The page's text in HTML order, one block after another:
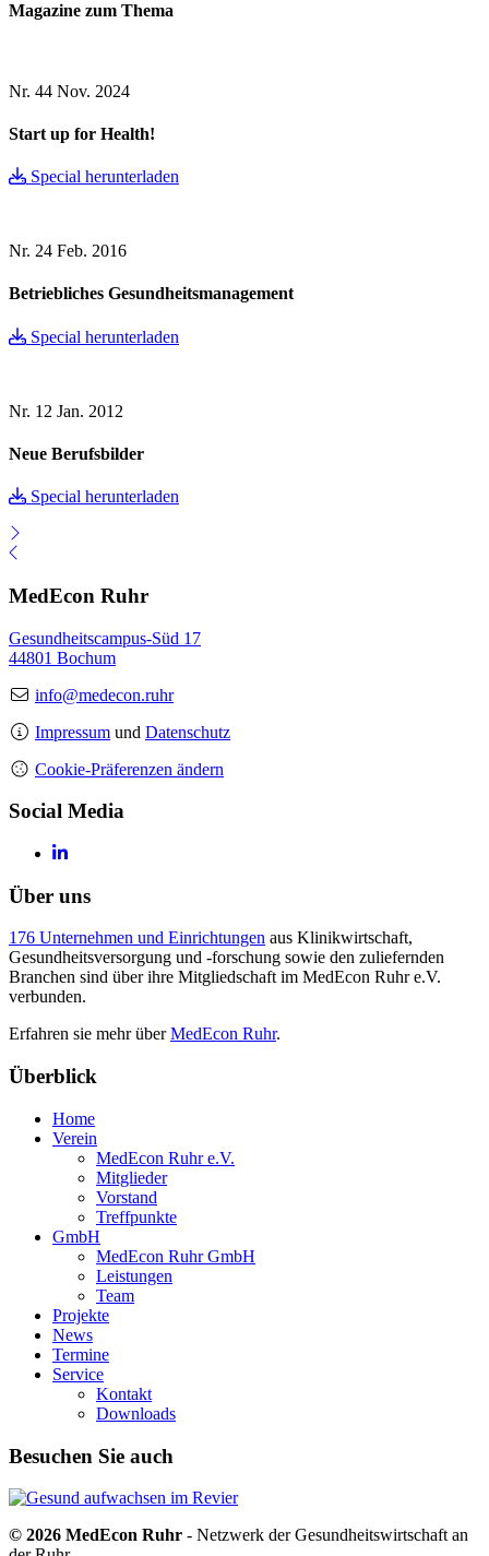
Magazine zum Thema
Nr. 44 Nov. 2024
Start up for Health!
Special herunterladen
Nr. 24 Feb. 2016
Betriebliches Gesundheitsmanagement
Special herunterladen
Nr. 12 Jan. 2012
Neue Berufsbilder
Special herunterladen
MedEcon Ruhr
Gesundheitscampus-Süd 17
44801 Bochum
info@medecon.ruhr
Impressum und Datenschutz
Cookie-Präferenzen ändern
Social Media
Über uns
176 Unternehmen und Einrichtungen aus Klinikwirtschaft,
Gesundheitsversorgung und -forschung sowie den zuliefernden
Branchen sind über ihre Mitgliedschaft im MedEcon Ruhr e.V.
verbunden.
Erfahren sie mehr überMedEcon Ruhr.
Überblick
Home
Verein
MedEcon Ruhr e.V.
Mitglieder
Vorstand
Treffpunkte
GmbH
MedEcon Ruhr GmbH
Leistungen
Team
Projekte
News
Termine
Service
Kontakt
Downloads
Besuchen Sie auch
© 2026 MedEcon Ruhr - Netzwerk der Gesundheitswirtschaft an